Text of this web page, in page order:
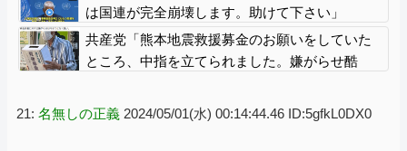
は国連が完全崩壊します。助けて下さい」
共産党「熊本地震救援募金のお願いをしていた
ところ、中指を立てられました。嫌がらせ酷
21: 名無しの正義 2024/05/01(水) 00:14:44.46 ID:5gfkL0DX0